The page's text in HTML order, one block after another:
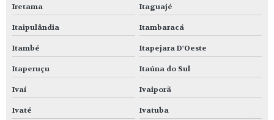
Iretama Itaguajé
Itaipulândia Itambaracá
Itambé Itapejara D'Oeste
Itaperuçu Itaúna do Sul
Ivaí Ivaiporã
Ivaté Ivatuba